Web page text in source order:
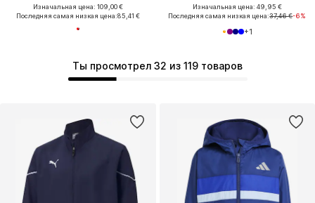
Изначальная цена: 109,00 €
Последняя самая низкая цена:85,41 €
Изначальная цена: 49,95 €
Последняя самая низкая цена:37,46 €-6%
+1
Ты просмотрел 32 из 119 товаров